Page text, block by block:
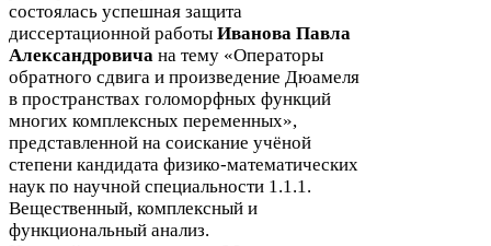
состоялась успешная защита
диссертационной работы Иванова Павла
Александровича на тему «Операторы
обратного сдвига и произведение Дюамеля
в пространствах голоморфных функций
многих комплексных переменных»,
представленной на соискание учёной
степени кандидата физико-​математических
наук по научной специальности 1 .1 .1 .
Вещественный, комплексный и
функциональный анализ.